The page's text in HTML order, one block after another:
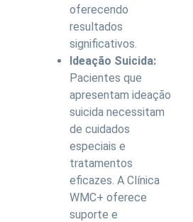
oferecendo
resultados
significativos.
Ideação Suicida:
Pacientes que
apresentam ideação
suicida necessitam
de cuidados
especiais e
tratamentos
eficazes. A Clínica
WMC+ oferece
suporte e